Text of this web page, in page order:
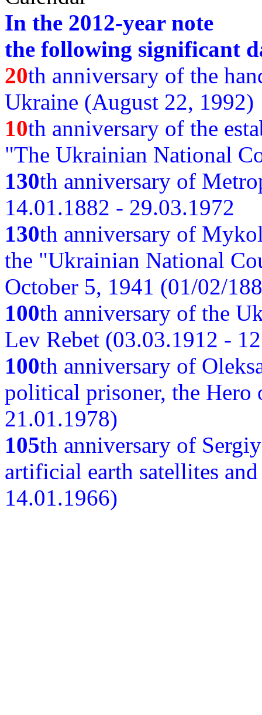
In the 2012-year note
the following significant
20th anniversary of the
Ukraine (August 22, 1992)
10th anniversary of the
"The Ukrainian National
130th anniversary of
14.01.1882 - 29.03.1972
130th anniversary of
the "Ukrainian National
October 5, 1941 (01/02/
100th anniversary of the
Lev Rebet (03.03.1912 -
100th anniversary of
political prisoner, the
21.01.1978)
105th anniversary of
artificial earth satellites
14.01.1966)